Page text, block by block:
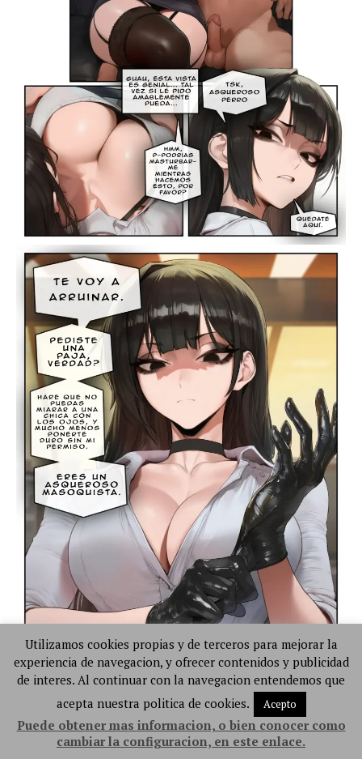
Utilizamos cookies propias y de terceros para mejorar la
experiencia de navegacion, y ofrecer contenidos y publicidad
de interes. Al continuar con la navegacion entendemos que
acepta nuestra politica de cookies.
Acepto
Puede obtener mas informacion, o bien conocer como
cambiar la configuracion, en este enlace.